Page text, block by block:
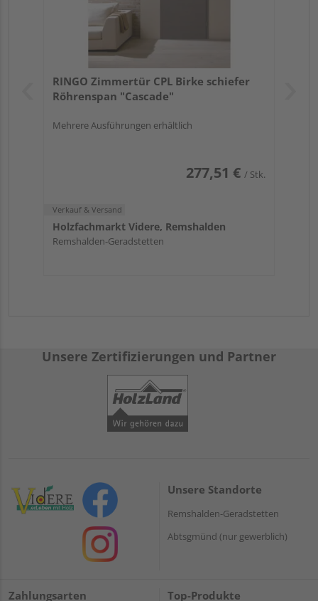
RINGO Zimmertür CPL Birke schiefer
Röhrenspan "Cascade"
Mehrere Ausführungen erhältlich
277,51 € / Stk.
Verkauf & Versand
Holzfachmarkt Videre, Remshalden
Remshalden-Geradstetten
Unsere Zertifizierungen und Partner
Unsere Standorte
Remshalden-Geradstetten
Abtsgmünd (nur gewerblich)
Zahlungsarten Top-Produkte